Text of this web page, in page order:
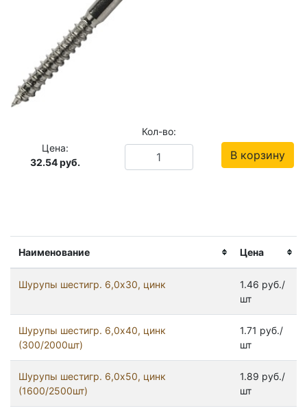
Наименование Цена
Шурупы шестигр. 6,0x30, цинк
1.46 руб./
шт
Шурупы шестигр. 6,0x40, цинк
(300/2000шт)
1.71 руб./
шт
Шурупы шестигр. 6,0x50, цинк
(1600/2500шт)
1.89 руб./
шт
Цена:
32.54 руб.
Кол-во:
В корзину